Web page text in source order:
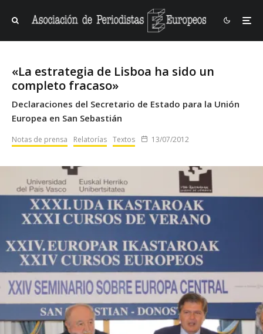
«La estrategia de Lisboa ha sido un
completo fracaso»
Declaraciones del Secretario de Estado para la Unión
Europea en San Sebastián
Notas de prensa Relatorías Textos 13/07/2012